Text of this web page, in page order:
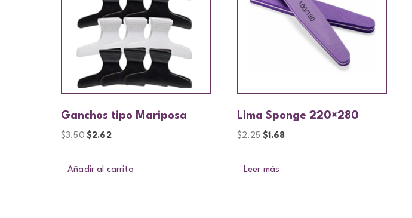
Ganchos tipo Mariposa
$3.50 $2.62
Añadir al carrito
Lima Sponge 220×280
$2.25 $1.68
Leer más